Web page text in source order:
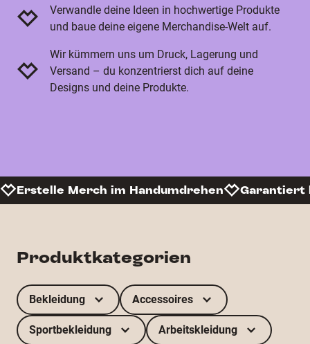
Verwandle deine Ideen in hochwertige Produkte
und baue deine eigene Merchandise-Welt auf.
Wir kümmern uns um Druck, Lagerung und
Versand – du konzentrierst dich auf deine
Designs und deine Produkte.
Erstelle Merch im Handumdrehen Garantiert
Produktkategorien
Bekleidung Accessoires
Sportbekleidung Arbeitskleidung